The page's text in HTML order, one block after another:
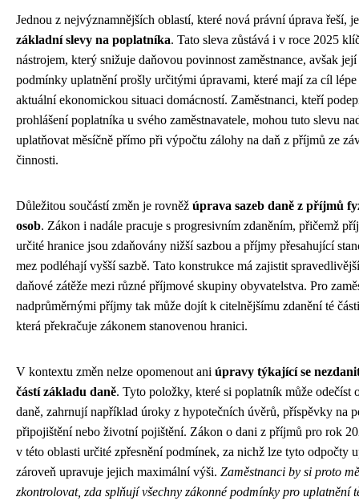
Jednou z nejvýznamnějších oblastí, které nová právní úprava řeší,
základní slevy na poplatníka. Tato sleva zůstává i v roce 2025
nástrojem, který snižuje daňovou povinnost zaměstnance, avšak její
podmínky uplatnění prošly určitými úpravami, které mají za cíl
aktuální ekonomickou situaci domácností. Zaměstnanci, kteří
prohlášení poplatníka u svého zaměstnavatele, mohou tuto slevu
uplatňovat měsíčně přímo při výpočtu zálohy na daň z příjmů ze
činnosti.
Důležitou součástí změn je rovněž úprava sazeb daně z příjmů
osob. Zákon i nadále pracuje s progresivním zdaněním, přičemž
určité hranice jsou zdaňovány nižší sazbou a příjmy přesahující
mez podléhají vyšší sazbě. Tato konstrukce má zajistit
daňové zátěže mezi různé příjmové skupiny obyvatelstva. Pro
nadprůměrnými příjmy tak může dojít k citelnějšímu zdanění té
která překračuje zákonem stanovenou hranici.
V kontextu změn nelze opomenout ani úpravy týkající se
částí základu daně. Tyto položky, které si poplatník může odečíst
daně, zahrnují například úroky z hypotečních úvěrů, příspěvky na
připojištění nebo životní pojištění. Zákon o dani z příjmů pro rok
v této oblasti určité zpřesnění podmínek, za nichž lze tyto odpočty
zároveň upravuje jejich maximální výši. Zaměstnanci by si proto
zkontrolovat, zda splňují všechny zákonné podmínky pro uplatnění